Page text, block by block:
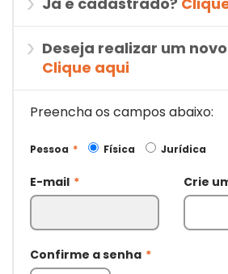
Deseja realizar um
Clique aqui
Preencha os campos abaixo:
Pessoa * Física Jurídica
E-mail * Crie
Confirme a senha *